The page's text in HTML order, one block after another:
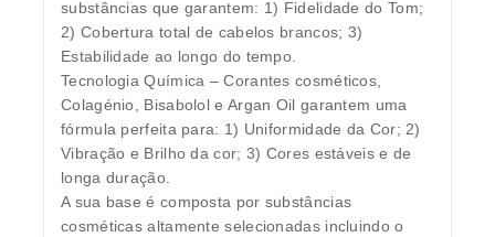
substâncias que garantem: 1) Fidelidade do Tom;
2) Cobertura total de cabelos brancos; 3)
Estabilidade ao longo do tempo.
Tecnologia Química – Corantes cosméticos,
Colagénio, Bisabolol e Argan Oil garantem uma
fórmula perfeita para: 1) Uniformidade da Cor; 2)
Vibração e Brilho da cor; 3) Cores estáveis e de
longa duração.
A sua base é composta por substâncias
cosméticas altamente selecionadas incluindo o